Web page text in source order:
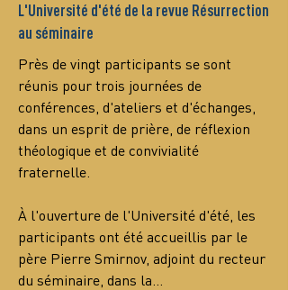
L'Université d'été de la revue Résurrection
au séminaire
Près de vingt participants se sont
réunis pour trois journées de
conférences, d'ateliers et d'échanges,
dans un esprit de prière, de réflexion
théologique et de convivialité
fraternelle.
À l'ouverture de l'Université d'été, les
participants ont été accueillis par le
père Pierre Smirnov, adjoint du recteur
du séminaire, dans la…